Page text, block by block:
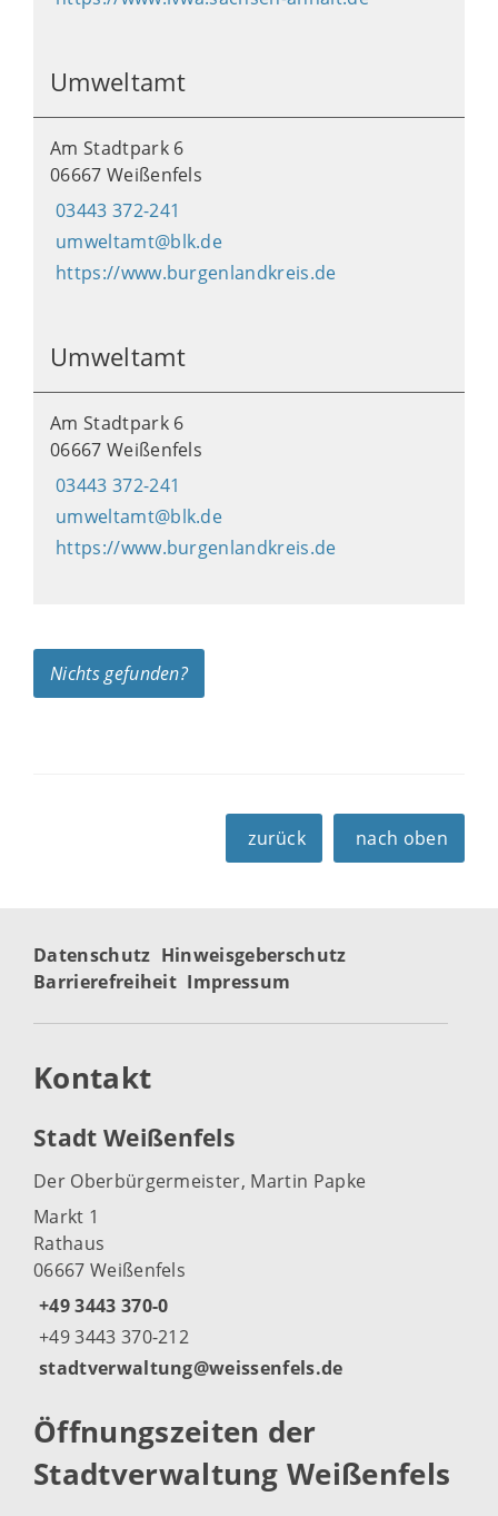
Umweltamt
Am Stadtpark 6
06667 Weißenfels
03443 372-241
umweltamt@blk.de
https://www.burgenlandkreis.de
Umweltamt
Am Stadtpark 6
06667 Weißenfels
03443 372-241
umweltamt@blk.de
https://www.burgenlandkreis.de
Nichts gefunden?
zurück nach oben
Datenschutz Hinweisgeberschutz
Barrierefreiheit Impressum
Kontakt
Stadt Weißenfels
Der Oberbürgermeister, Martin Papke
Markt 1
Rathaus
06667 Weißenfels
+49 3443 370-0
+49 3443 370-212
stadtverwaltung@weissenfels.de
Öffnungszeiten der
Stadtverwaltung Weißenfels